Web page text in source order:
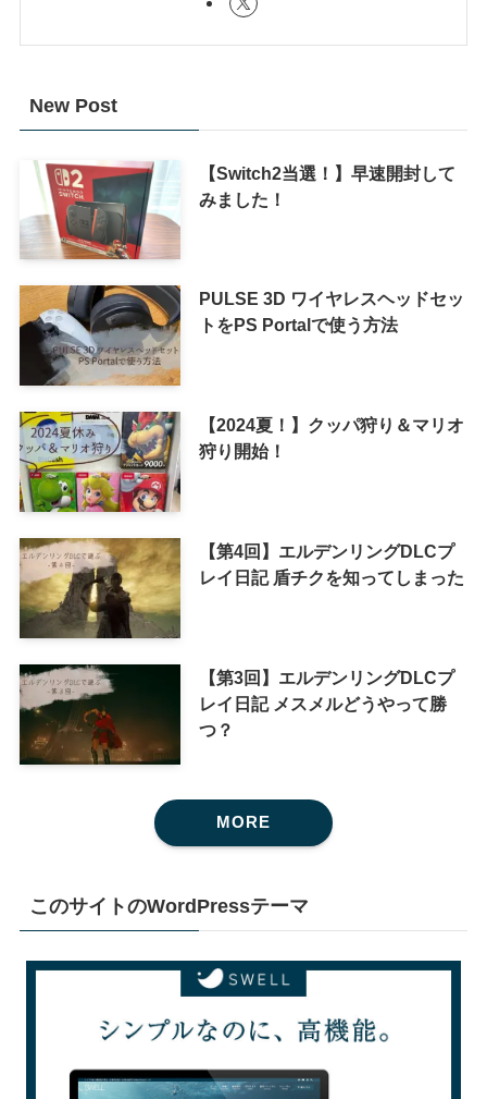
New Post
【Switch2当選！】早速開封して
みました！
PULSE 3D ワイヤレスヘッドセッ
トをPS Portalで使う方法
【2024夏！】クッパ狩り＆マリオ
狩り開始！
【第4回】エルデンリングDLCプ
レイ日記 盾チクを知ってしまった
【第3回】エルデンリングDLCプ
レイ日記 メスメルどうやって勝
つ？
MORE
このサイトのWordPressテーマ